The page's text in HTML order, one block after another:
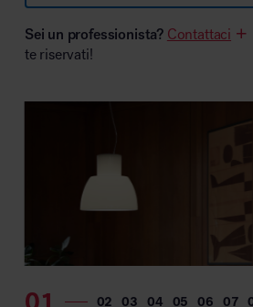
MillerKnoll
Sei un professionista? Contattaci
te riservati!